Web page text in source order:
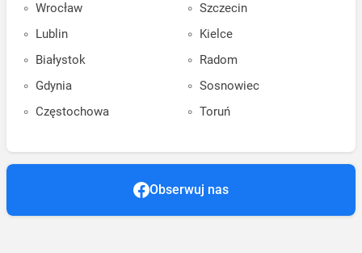
Wrocław
Lublin
Białystok
Gdynia
Częstochowa
Szczecin
Kielce
Radom
Sosnowiec
Toruń
Obserwuj nas